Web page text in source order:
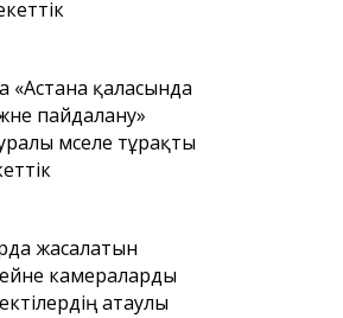
«Астана қаласында
пайдалану»
мәселе тұрақты
жасалатын
камераларды
атаулы